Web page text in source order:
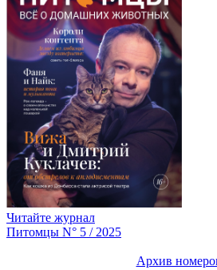
Читайте журнал
Питомцы N° 5 / 2025
Архив